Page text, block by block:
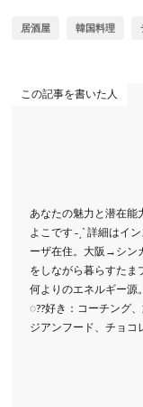
居酒屋 韓国料理
この記事を書いた人
あなたの魅力と潜在能
よこです ˗ˏˋ 詳細はイ
ーザ在住。大阪→シ
をしながら暮らすたま
何よりのエネルギー源
◌??好き：コーチング
ジアンフード、チョコ